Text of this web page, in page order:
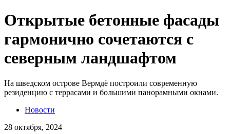
Открытые бетонные фасады
гармонично сочетаются с
северным ландшафтом
На шведском острове Вермдё построили современную
резиденцию с террасами и большими панорамными окнами.
Новости
28 октября, 2024